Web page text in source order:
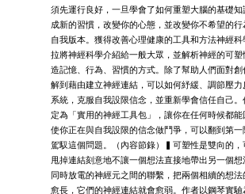
須先運行良好，一旦學會了如何重塑大腦的基礎
成新的習慣，改變你的心態，並改變你不希望的行
自我版本。獲得改善心理健康的工具和方法神經
拉將神經科學介紹給一般大眾，並解析神經的可塑
造記憶、行為、習慣的方式。除了幫助人們面對創
解到藉由建立神經連結，可以如何紓緩、調節壓
系統，克服自我設限信念，並重新學會信任自己
定為「實用的神經工具包」，讓你在任何時候都
使你正在與自我設限的信念做鬥爭，可以翻到第
駕馭這個問題。（內容節錄）▍可塑性是雙向的，
甩掉連結刻意地不讓一個想法直接地帶出另一個想
同時放電的神經元之間的聯繫，把兩個相續的想
愈長，它們的神經連結就會愈弱。作者以鋼琴實